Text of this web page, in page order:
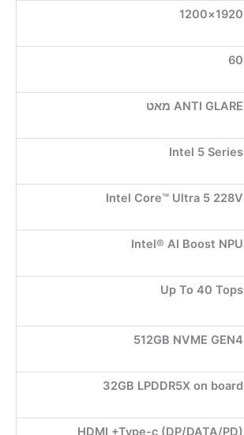
1920×1200
60
ANTI GLARE מאט
Intel 5 Series
Intel Core™ Ultra 5 228V
Intel® AI Boost NPU
Up To 40 Tops
512GB NVME GEN4
32GB LPDDR5X on board
HDMI +Type-c (DP/DATA/PD)